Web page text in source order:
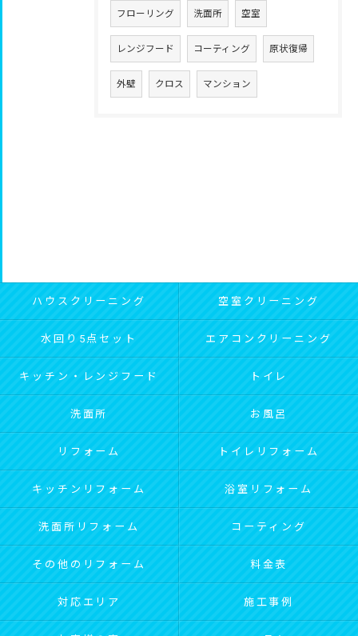
フローリング 洗面所 空室
レンジフード コーティング 原状復帰
外壁 クロス マンション
ハウスクリーニング 空室クリーニング
水回り5点セット エアコンクリーニング
キッチン・レンジフード トイレ
洗面所 お風呂
リフォーム トイレリフォーム
キッチンリフォーム 浴室リフォーム
洗面所リフォーム コーティング
その他のリフォーム 料金表
対応エリア 施工事例